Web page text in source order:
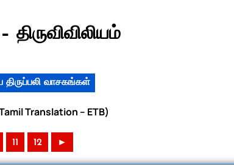
வாசகங்கள்
Translation – ETB)
11 12 ►